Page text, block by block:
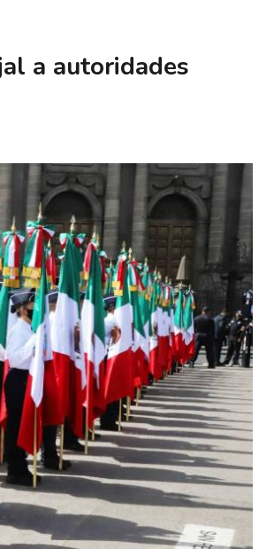
a autoridades
Informa el gobierno federal cómo fue el
operativo de captura de "El Mencho" y sus
reacciones en Jalisco